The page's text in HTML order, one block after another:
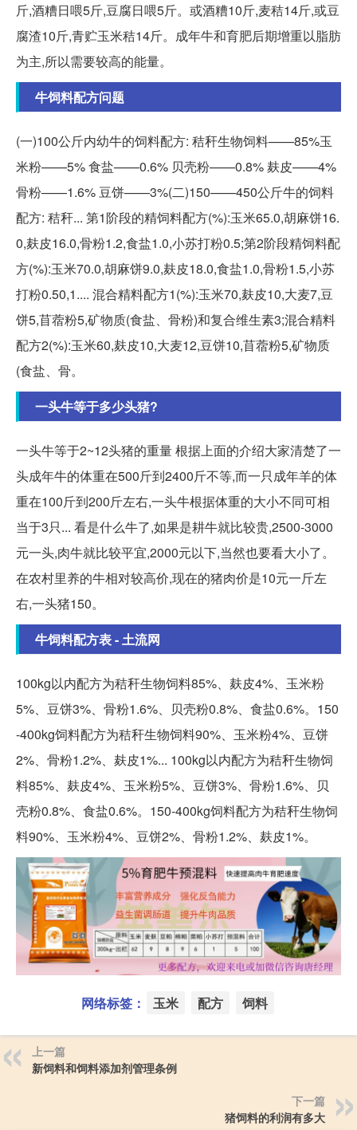
斤,酒糟日喂5斤,豆腐日喂5斤。或酒糟10斤,麦秸14斤,或豆
腐渣10斤,青贮玉米秸14斤。成年牛和育肥后期增重以脂肪
为主,所以需要较高的能量。
牛饲料配方问题
(一)100公斤内幼牛的饲料配方: 秸秆生物饲料——85%玉
米粉——5% 食盐——0.6% 贝壳粉——0.8% 麸皮——4%
骨粉——1.6% 豆饼——3%(二)150——450公斤牛的饲料
配方: 秸秆... 第1阶段的精饲料配方(%):玉米65.0,胡麻饼16.
0,麸皮16.0,骨粉1.2,食盐1.0,小苏打粉0.5;第2阶段精饲料配
方(%):玉米70.0,胡麻饼9.0,麸皮18.0,食盐1.0,骨粉1.5,小苏
打粉0.50,1.... 混合精料配方1(%):玉米70,麸皮10,大麦7,豆
饼5,苜蓿粉5,矿物质(食盐、骨粉)和复合维生素3;混合精料
配方2(%):玉米60,麸皮10,大麦12,豆饼10,苜蓿粉5,矿物质
(食盐、骨。
一头牛等于多少头猪?
一头牛等于2~12头猪的重量 根据上面的介绍大家清楚了一
头成年牛的体重在500斤到2400斤不等,而一只成年羊的体
重在100斤到200斤左右,一头牛根据体重的大小不同可相
当于3只... 看是什么牛了,如果是耕牛就比较贵,2500-3000
元一头,肉牛就比较平宜,2000元以下,当然也要看大小了。
在农村里养的牛相对较高价,现在的猪肉价是10元一斤左
右,一头猪150。
牛饲料配方表 - 土流网
100kg以内配方为秸秆生物饲料85%、麸皮4%、玉米粉
5%、豆饼3%、骨粉1.6%、贝壳粉0.8%、食盐0.6%。150
-400kg饲料配方为秸秆生物饲料90%、玉米粉4%、豆饼
2%、骨粉1.2%、麸皮1%... 100kg以内配方为秸秆生物饲
料85%、麸皮4%、玉米粉5%、豆饼3%、骨粉1.6%、贝
壳粉0.8%、食盐0.6%。150-400kg饲料配方为秸秆生物饲
料90%、玉米粉4%、豆饼2%、骨粉1.2%、麸皮1%。
网络标签： 玉米 配方 饲料
上一篇
新饲料和饲料添加剂管理条例
下一篇
猪饲料的利润有多大